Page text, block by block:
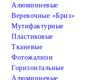
Алюмииневые
Веревочные «Бриз»
Мутифактурные
Пластиковые
Тканевые
Фотожалюзи
Горизонтальные
Алюминиевые